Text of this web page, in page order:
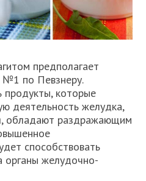
предполагает
№1 по Певзнеру.
продукты, которые
деятельность желудка,
обладают раздражающим
способствовать
органы желудочно-